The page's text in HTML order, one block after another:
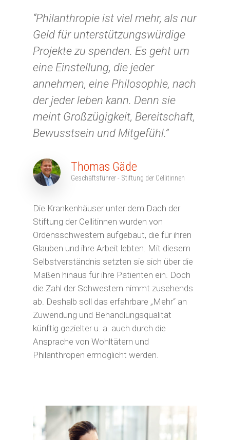
“Philanthropie ist viel mehr, als nur
Geld für unterstützungswürdige
Projekte zu spenden. Es geht um
eine Einstellung, die jeder
annehmen, eine Philosophie, nach
der jeder leben kann. Denn sie
meint Großzügigkeit, Bereitschaft,
Bewusstsein und Mitgefühl.”
Thomas Gäde
Geschäftsführer - Stiftung der Cellitinnen
Die Krankenhäuser unter dem Dach der
Stiftung der Cellitinnen wurden von
Ordensschwestern aufgebaut, die für ihren
Glauben und ihre Arbeit lebten. Mit diesem
Selbstverständnis setzten sie sich über die
Maßen hinaus für ihre Patienten ein. Doch
die Zahl der Schwestern nimmt zusehends
ab. Deshalb soll das erfahrbare „Mehr“ an
Zuwendung und Behandlungsqualität
künftig gezielter u. a. auch durch die
Ansprache von Wohltätern und
Philanthropen ermöglicht werden.